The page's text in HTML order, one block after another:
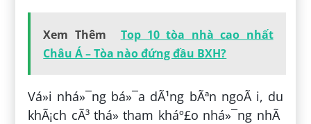
Xem Thêm
Top 10 tòa nhà cao nhất
Châu Á – Tòa nào đứng đầu BXH?
Vá»i nhá»¯ng bá»¯a dÃ¹ng bÃªn ngoÃ i, du
khÃ¡ch cÃ³ thá» tham kháº£o nhá»¯ng nhÃ